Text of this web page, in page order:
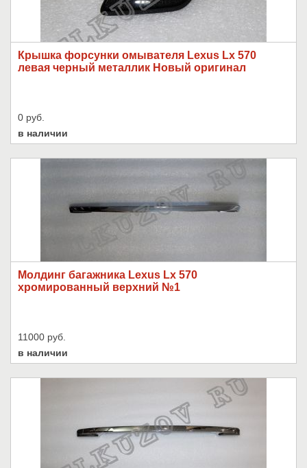
Крышка форсунки омывателя Lexus Lx 570
левая черный металлик Новый оригинал
0 руб.
в наличии
Молдинг багажника Lexus Lx 570
хромированный верхний №1
11000 руб.
в наличии